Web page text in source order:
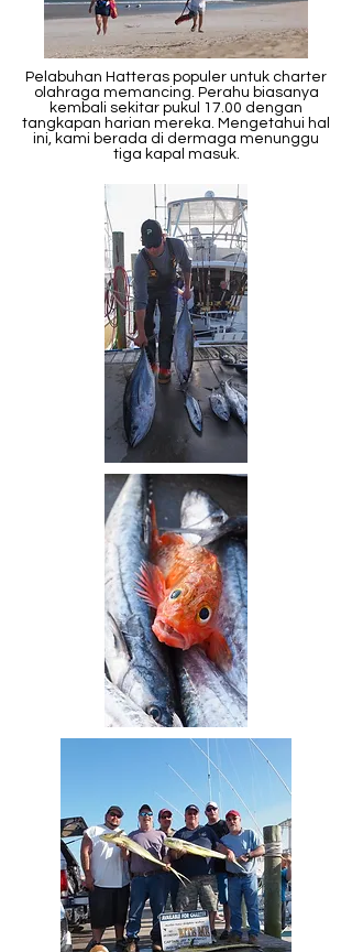
Pelabuhan Hatteras populer untuk charter
olahraga memancing. Perahu biasanya
kembali sekitar pukul 17.00 dengan
tangkapan harian mereka. Mengetahui hal
ini, kami berada di dermaga menunggu
tiga kapal masuk.